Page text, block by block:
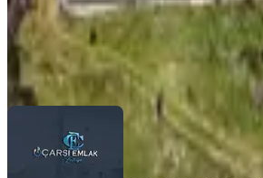
ÇARŞI EMLAK KADİR BÜLBÜL
Ara